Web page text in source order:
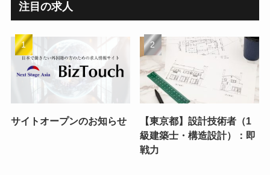
注目の求人
サイトオープンのお知らせ
【東京都】設計技術者（1
級建築士・構造設計）：即
戦力